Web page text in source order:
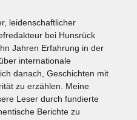
leidenschaftlicher
bei Hunsrück
Jahren Erfahrung in der
internationale
danach, Geschichten mit
zu erzählen. Meine
Leser durch fundierte
Berichte zu